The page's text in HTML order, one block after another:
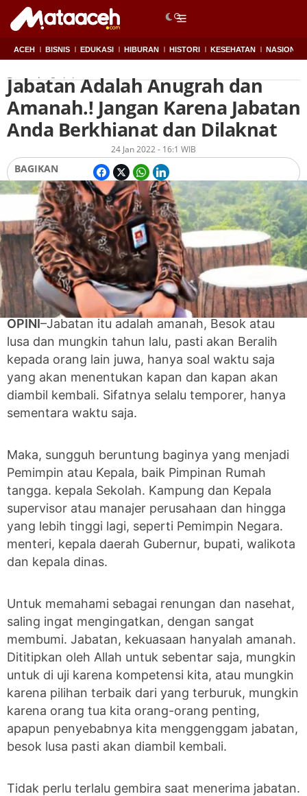
ACEH BISNIS EDUKASI HIBURAN HISTORI KESEHATAN NASIONAL
Beranda Opini
Jabatan Adalah Anugrah dan
Amanah.! Jangan Karena Jabatan
Anda Berkhianat dan Dilaknat
24 Jan 2022 - 16:1 WIB
BAGIKAN
OPINI–Jabatan itu adalah amanah, Besok atau
lusa dan mungkin tahun lalu, pasti akan Beralih
kepada orang lain juwa, hanya soal waktu saja
yang akan menentukan kapan dan kapan akan
diambil kembali. Sifatnya selalu temporer, hanya
sementara waktu saja.
Maka, sungguh beruntung baginya yang menjadi
Pemimpin atau Kepala, baik Pimpinan Rumah
tangga. kepala Sekolah. Kampung dan Kepala
supervisor atau manajer perusahaan dan hingga
yang lebih tinggi lagi, seperti Pemimpin Negara.
menteri, kepala daerah Gubernur, bupati, walikota
dan kepala dinas.
Untuk memahami sebagai renungan dan nasehat,
saling ingat mengingatkan, dengan sangat
membumi. Jabatan, kekuasaan hanyalah amanah.
Dititipkan oleh Allah untuk sebentar saja, mungkin
untuk di uji karena kompetensi kita, atau mungkin
karena pilihan terbaik dari yang terburuk, mungkin
karena orang tua kita orang-orang penting,
apapun penyebabnya kita menggenggam jabatan,
besok lusa pasti akan diambil kembali.
Tidak perlu terlalu gembira saat menerima jabatan.